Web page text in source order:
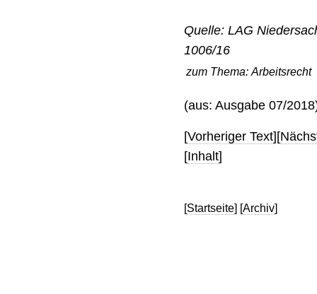
Quelle: LAG
1006/16
zum Thema: Arbeitsrecht
(aus: Ausgabe 07/
[Vorheriger Text][
[Inhalt]
[Startseite] [Archiv]